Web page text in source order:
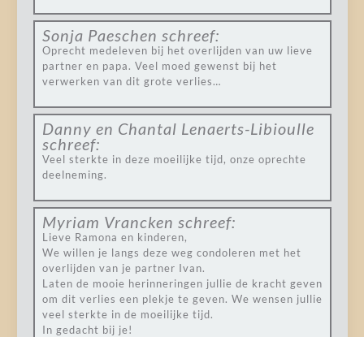
Sonja Paeschen schreef:
Oprecht medeleven bij het overlijden van uw lieve
partner en papa. Veel moed gewenst bij het
verwerken van dit grote verlies…
Danny en Chantal Lenaerts-Libioulle
schreef:
Veel sterkte in deze moeilijke tijd, onze oprechte
deelneming.
Myriam Vrancken schreef:
Lieve Ramona en kinderen,
We willen je langs deze weg condoleren met het
overlijden van je partner Ivan.
Laten de mooie herinneringen jullie de kracht geven
om dit verlies een plekje te geven. We wensen jullie
veel sterkte in de moeilijke tijd.
In gedacht bij je!